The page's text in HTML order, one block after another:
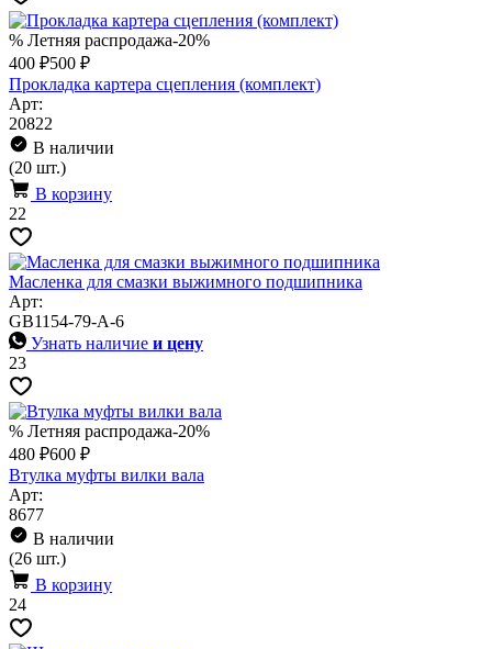
% Летняя распродажа-20%
400 ₽500 ₽
Прокладка картера сцепления (комплект)
Арт:
20822
В наличии
(20 шт.)
В корзину
22
Масленка для смазки выжимного подшипника
Арт:
GB1154-79-A-6
Узнать наличие и цену
23
% Летняя распродажа-20%
480 ₽600 ₽
Втулка муфты вилки вала
Арт:
8677
В наличии
(26 шт.)
В корзину
24